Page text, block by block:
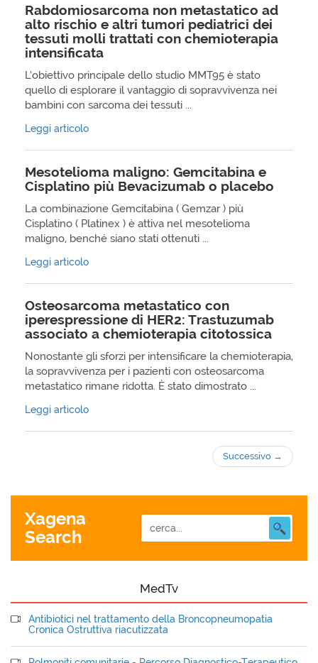
Rabdomiosarcoma non metastatico ad
alto rischio e altri tumori pediatrici dei
tessuti molli trattati con chemioterapia
intensificata
L’obiettivo principale dello studio MMT95 è stato
quello di esplorare il vantaggio di sopravvivenza nei
bambini con sarcoma dei tessuti ...
Leggi articolo
Mesotelioma maligno: Gemcitabina e
Cisplatino più Bevacizumab o placebo
La combinazione Gemcitabina ( Gemzar ) più
Cisplatino ( Platinex ) è attiva nel mesotelioma
maligno, benché siano stati ottenuti ...
Leggi articolo
Osteosarcoma metastatico con
iperespressione di HER2: Trastuzumab
associato a chemioterapia citotossica
Nonostante gli sforzi per intensificare la chemioterapia,
la sopravvivenza per i pazienti con osteosarcoma
metastatico rimane ridotta. È stato dimostrato ...
Leggi articolo
Successivo →
Xagena
Search
MedTv
Antibiotici nel trattamento della Broncopneumopatia
Cronica Ostruttiva riacutizzata